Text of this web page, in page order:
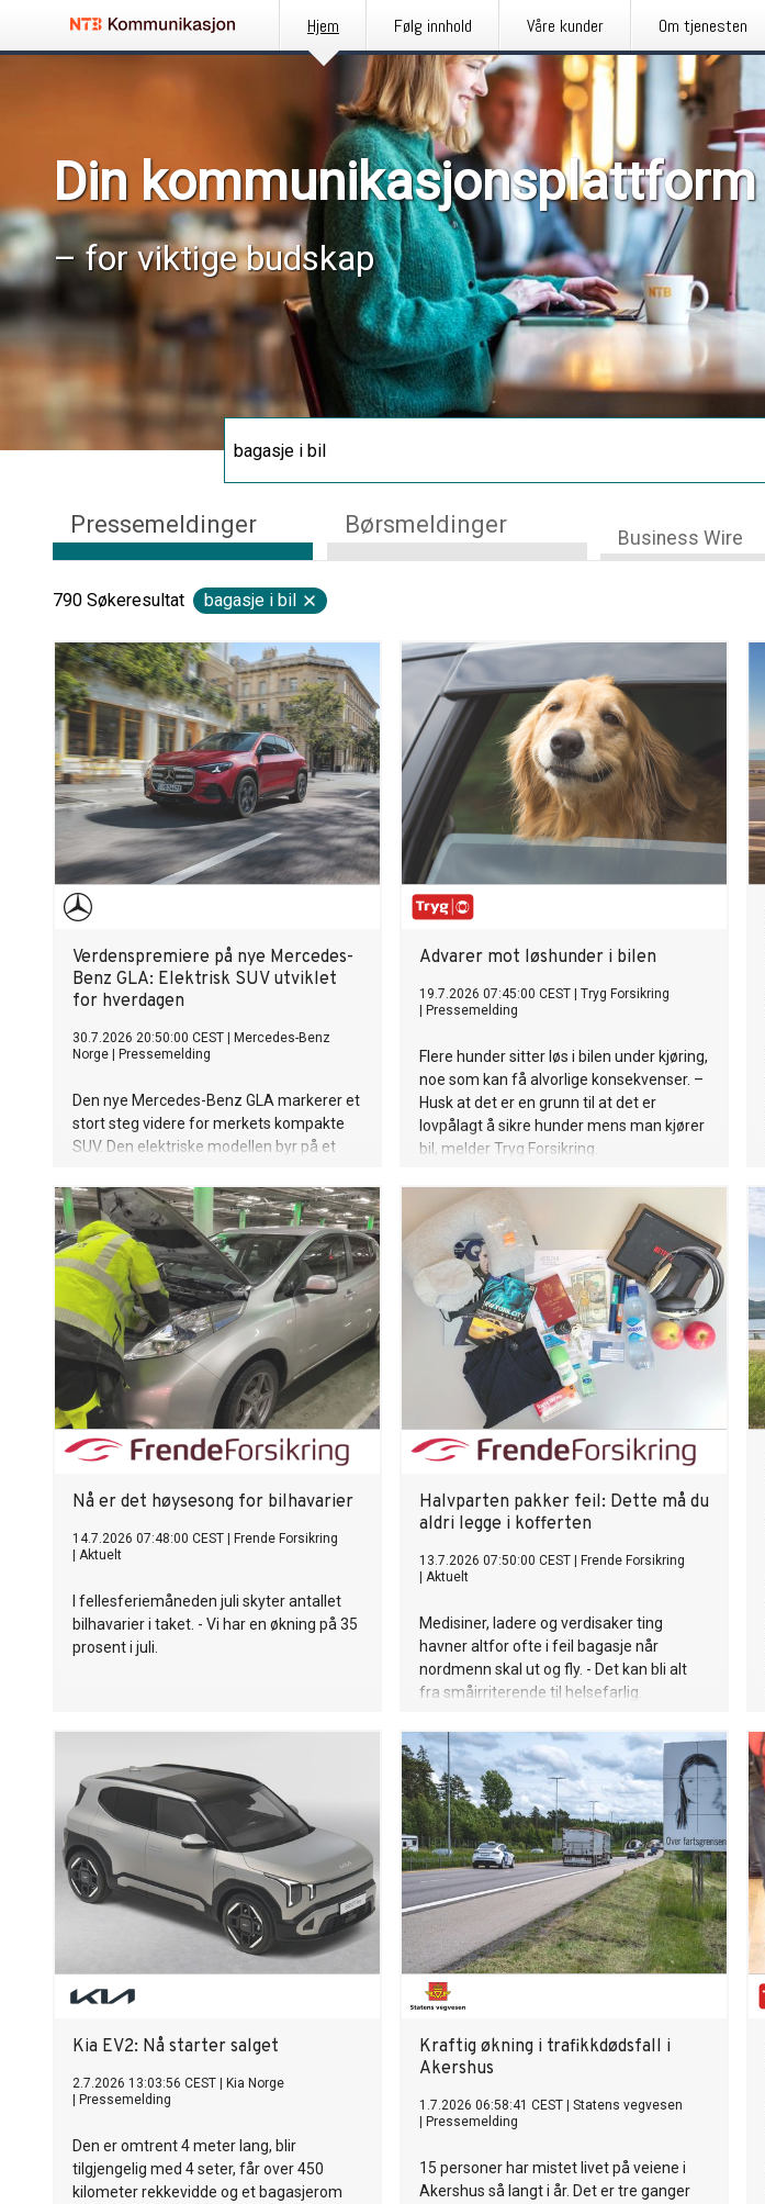
Hjem Følg innhold Våre kunder Om tjenesten
Din kommunikasjonsplattform
– for viktige budskap
Pressemeldinger Børsmeldinger Business Wire
790 Søkeresultat bagasje i bil
Verdenspremiere på nye Mercedes-
Benz GLA: Elektrisk SUV utviklet
for hverdagen
30.7.2026 20:50:00 CEST
Mercedes-Benz
Norge
Pressemelding
Den nye Mercedes-Benz GLA markerer et
stort steg videre for merkets kompakte
SUV. Den elektriske modellen byr på et
en ny generasjon digitale tjenester – og
det i kombinasjon med lang rekkevidde og
rask lading.
Advarer mot løshunder i bilen
19.7.2026 07:45:00 CEST
Tryg Forsikring
Pressemelding
Flere hunder sitter løs i bilen under kjøring,
noe som kan få alvorlige konsekvenser. –
Husk at det er en grunn til at det er
lovpålagt å sikre hunder mens man kjører
bil, melder Tryg Forsikring.
Nå er det høysesong for bilhavarier
14.7.2026 07:48:00 CEST
Frende Forsikring
Aktuelt
I fellesferiemåneden juli skyter antallet
bilhavarier i taket. - Vi har en økning på 35
prosent i juli.
Halvparten pakker feil: Dette må du
aldri legge i kofferten
13.7.2026 07:50:00 CEST
Frende Forsikring
Aktuelt
Medisiner, ladere og verdisaker ting
havner altfor ofte i feil bagasje når
nordmenn skal ut og fly. - Det kan bli alt
fra småirriterende til helsefarlig.
Kia EV2: Nå starter salget
2.7.2026 13:03:56 CEST
Kia Norge
Pressemelding
Den er omtrent 4 meter lang, blir
tilgjengelig med 4 seter, får over 450
kilometer rekkevidde og et bagasjerom
Kraftig økning i trafikkdødsfall i
Akershus
1.7.2026 06:58:41 CEST
Statens vegvesen
Pressemelding
15 personer har mistet livet på veiene i
Akershus så langt i år. Det er tre ganger